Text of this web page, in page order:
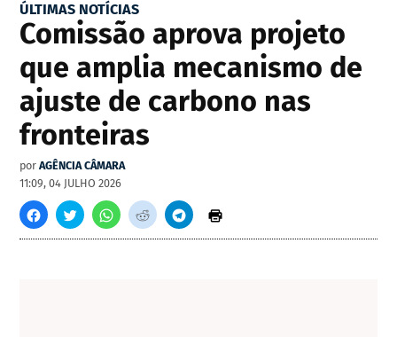
ÚLTIMAS NOTÍCIAS
Comissão aprova projeto
que amplia mecanismo de
ajuste de carbono nas
fronteiras
por AGÊNCIA CÂMARA
11:09, 04 JULHO 2026